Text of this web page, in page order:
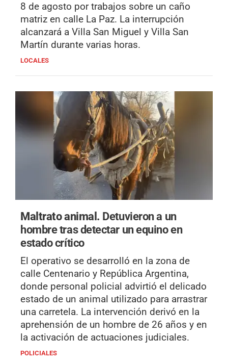
8 de agosto por trabajos sobre un caño
matriz en calle La Paz. La interrupción
alcanzará a Villa San Miguel y Villa San
Martín durante varias horas.
LOCALES
Maltrato animal. Detuvieron a un
hombre tras detectar un equino en
estado crítico
El operativo se desarrolló en la zona de
calle Centenario y República Argentina,
donde personal policial advirtió el delicado
estado de un animal utilizado para arrastrar
una carretela. La intervención derivó en la
aprehensión de un hombre de 26 años y en
la activación de actuaciones judiciales.
POLICIALES